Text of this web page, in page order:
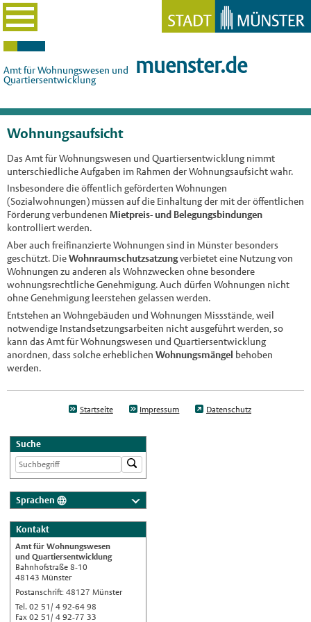
Amt für Wohnungswesen und
Quartiersentwicklung
muenster.de
Wohnungsaufsicht
Das Amt für Wohnungswesen und Quartiersentwicklung nimmt
unterschiedliche Aufgaben im Rahmen der Wohnungsaufsicht wahr.
Insbesondere die öffentlich geförderten Wohnungen
(Sozialwohnungen) müssen auf die Einhaltung der mit der öffentlichen
Förderung verbundenen Mietpreis- und Belegungsbindungen
kontrolliert werden.
Aber auch freifinanzierte Wohnungen sind in Münster besonders
geschützt. DieWohnraumschutzsatzungverbietet eine Nutzung von
Wohnungen zu anderen als Wohnzwecken ohne besondere
wohnungsrechtliche Genehmigung. Auch dürfen Wohnungen nicht
ohne Genehmigung leerstehen gelassen werden.
Entstehen an Wohngebäuden und Wohnungen Missstände, weil
notwendige Instandsetzungsarbeiten nicht ausgeführt werden, so
kann das Amt für Wohnungswesen und Quartiersentwicklung
anordnen, dass solche erheblichen Wohnungsmängel behoben
werden.
Startseite Impressum Datenschutz
Suche
Sprachen
Nederlands
English
Українська
Türkçe
اللغة العربية
Kontakt
Amt für Wohnungswesen
und Quartiersentwicklung
Bahnhofstraße 8-10
48143 Münster
Postanschrift: 48127 Münster
Tel. 02 51/ 4 92-64 98
Fax 02 51/ 4 92-77 33